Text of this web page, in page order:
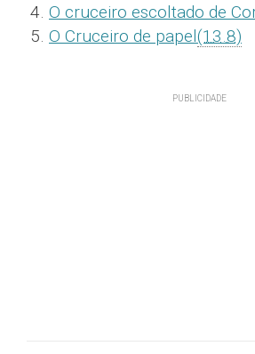
O cruceiro escoltado de
O Cruceiro de papel(13.8)